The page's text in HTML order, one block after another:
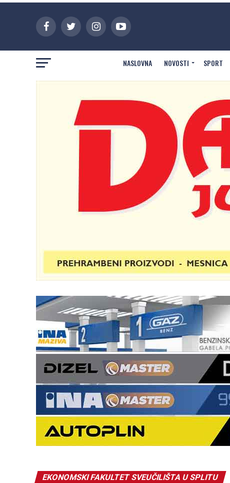
NASLOVNA NOVOSTI SPORT
EKONOMSKI FAKULTET SVEUČILIŠTA U SPLITU